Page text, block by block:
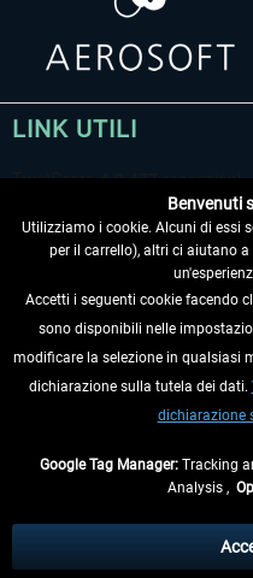
LINK UTILI
RECEDERE DAL CONTRATTO
INFORMAZIONI
eventualmente le spese di
** Riguarda le spedizioni al di fuori
Benvenuti
Utilizziamo i cookie. Alcuni di essi
per il carrello), altri ci aiutano
Accetti i seguenti cookie facendo
sono disponibili nelle
modificare la selezione in qualsiasi
dichiarazione sulla tutela dei dati.
dichiarazione
Google Tag Manager: Tracking
Analysis ,